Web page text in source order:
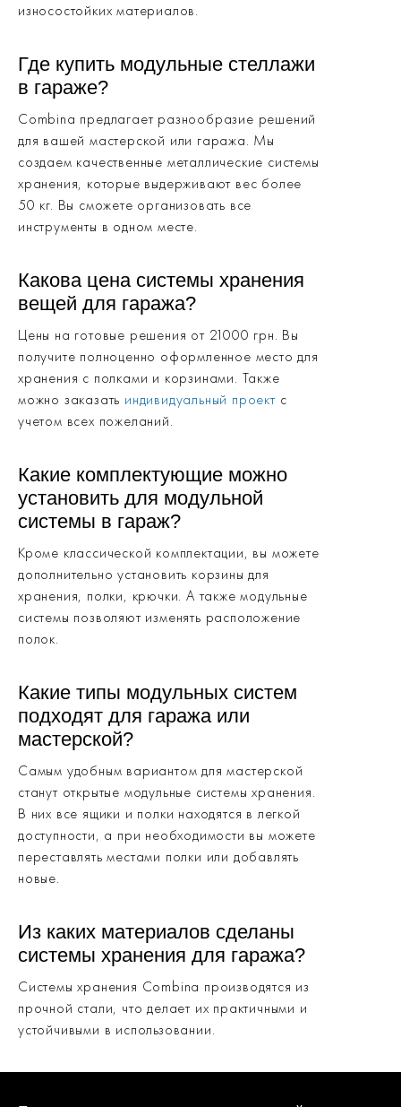
износостойких материалов.
Где купить модульные стеллажи
в гараже?
Combina предлагает разнообразие решений
для вашей мастерской или гаража. Мы
создаем качественные металлические системы
хранения, которые выдерживают вес более
50 кг. Вы сможете организовать все
инструменты в одном месте.
Какова цена системы хранения
вещей для гаража?
Цены на готовые решения от 21000 грн. Вы
получите полноценно оформленное место для
хранения с полками и корзинами. Также
можно заказать индивидуальный проектс
учетом всех пожеланий.
Какие комплектующие можно
установить для модульной
системы в гараж?
Кроме классической комплектации, вы можете
дополнительно установить корзины для
хранения, полки, крючки. А также модульные
системы позволяют изменять расположение
полок.
Какие типы модульных систем
подходят для гаража или
мастерской?
Самым удобным вариантом для мастерской
станут открытые модульные системы хранения.
В них все ящики и полки находятся в легкой
доступности, а при необходимости вы можете
переставлять местами полки или добавлять
новые.
Из каких материалов сделаны
системы хранения для гаража?
Системы хранения Combina производятся из
прочной стали, что делает их практичными и
устойчивыми в использовании.